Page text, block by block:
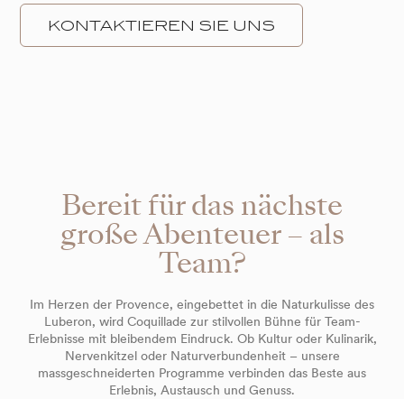
KONTAKTIEREN SIE UNS
Bereit für das nächste
große Abenteuer – als
Team?
Im Herzen der Provence, eingebettet in die Naturkulisse des
Luberon, wird Coquillade zur stilvollen Bühne für Team-
Erlebnisse mit bleibendem Eindruck. Ob Kultur oder Kulinarik,
Nervenkitzel oder Naturverbundenheit – unsere
massgeschneiderten Programme verbinden das Beste aus
Erlebnis, Austausch und Genuss.